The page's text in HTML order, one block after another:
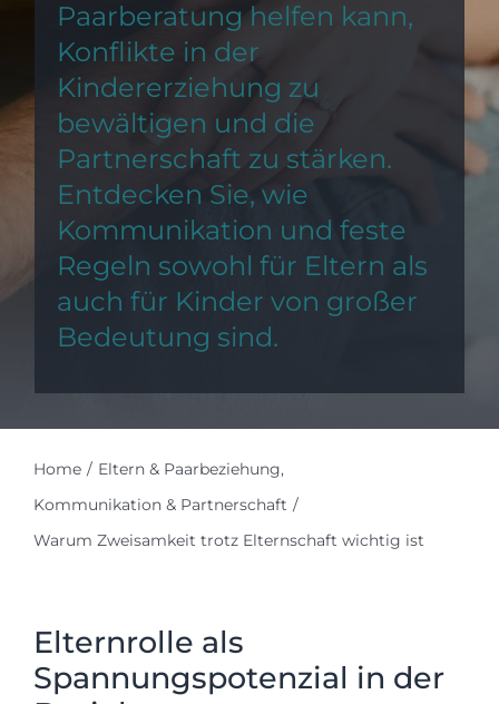
Paarberatung helfen kann,
Konflikte in der
Kindererziehung zu
bewältigen und die
Partnerschaft zu stärken.
Entdecken Sie, wie
Kommunikation und feste
Regeln sowohl für Eltern als
auch für Kinder von großer
Bedeutung sind.
Home
Eltern & Paarbeziehung
Kommunikation & Partnerschaft
Warum Zweisamkeit trotz Elternschaft wichtig ist
Elternrolle als
Spannungspotenzial in der